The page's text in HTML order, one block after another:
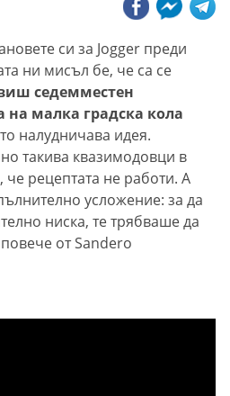
си за Jogger преди
ни мисъл бе, че са се
седемместен
на малка градска кола
налудничава идея.
такива квазимодовци в
рецептата не работи. А
усложение: за да
ниска, те трябваше да
от Sandero